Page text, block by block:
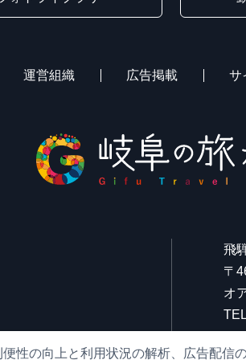
運営組織 広告掲載 サ
飛
〒
オ
性の向上と利用状況の解析、広告配信